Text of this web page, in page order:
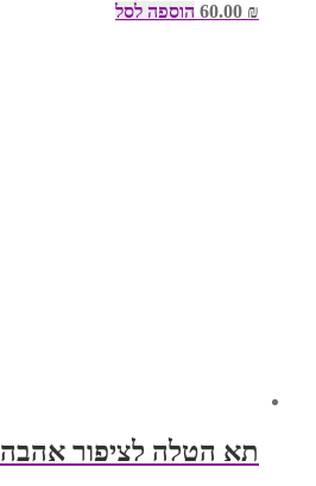
₪ הוספה לסל
תא הטלה לציפור אהבה